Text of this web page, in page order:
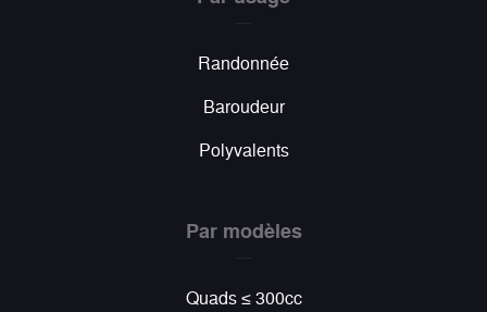
Randonnée
Baroudeur
Polyvalents
Par modèles
Quads ≤ 300cc